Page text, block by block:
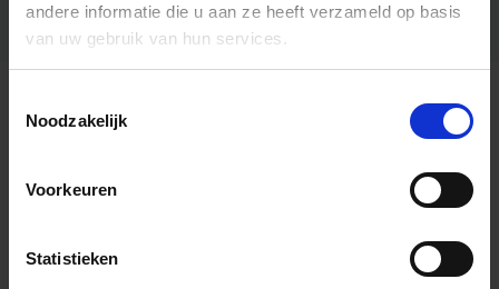
andere informatie die u aan ze heeft verzameld op basis
van uw gebruik van hun services.
Noodzakelijk
Voorkeuren
Statistieken
Algemene informatie